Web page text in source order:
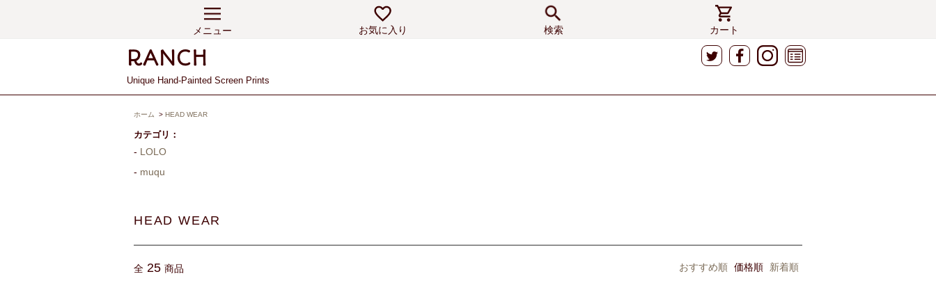
メニュー お気に入り 検索 カート
Unique Hand-Painted Screen Prints
ホーム > HEAD WEAR
カテゴリ：
LOLO
muqu
HEAD WEAR
全 25 商品 おすすめ順 価格順 新着順